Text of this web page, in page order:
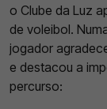
o Clube da Luz
de voleibol.
jogador
e destacou a
percurso: